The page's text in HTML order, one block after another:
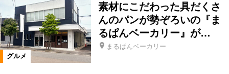
グルメ
素材にこだわった具だくさ
んのパンが勢ぞろいの『ま
るぱんベーカリー』が…
まるぱんベーカリー